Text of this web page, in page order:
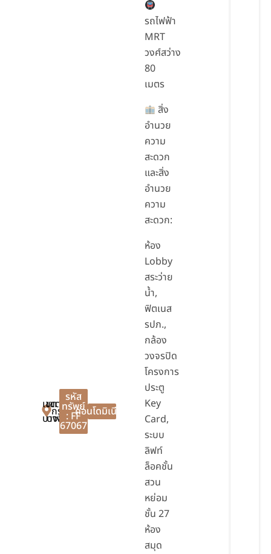
เขต
บางซื่อ
เขต
บางซื่อ
กรุงเทพมหานคร
รหัส
ทรัพย์
: FF
67067
คอนโดมิเนียม
รถไฟฟ้า
MRT
วงศ์สว่าง
80
เมตร
สิ่ง
อำนวย
ความ
สะดวก
และสิ่ง
อำนวย
ความ
สะดวก:
ห้อง
Lobby
สระว่าย
น้ำ,
ฟิตเนส
รปภ.,
กล้อง
วงจรปิด
โครงการ
ประตู
Key
Card,
ระบบ
ลิฟท์
ล็อคชั้น
สวน
หย่อม
ชั้น 27
ห้อง
สมุด